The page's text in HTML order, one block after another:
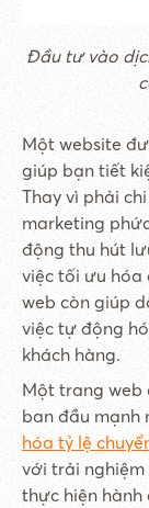
Đầu tư vào
Một website
giúp bạn tiết
Thay vì phải
marketing
động thu hút
việc tối ưu hóa
web còn giúp
việc tự động
khách hàng.
Một trang web
ban đầu mạnh
hóa tỷ lệ
với trải nghiệm
thực hiện hành